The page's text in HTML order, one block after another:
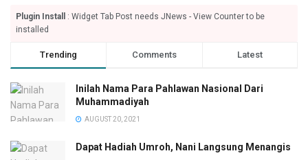
Plugin Install
: Widget Tab Post needs JNews - View Counter to be
installed
Trending Comments Latest
Inilah Nama Para Pahlawan Nasional Dari
Muhammadiyah
AUGUST 20, 2021
Dapat Hadiah Umroh, Nani Langsung Menangis